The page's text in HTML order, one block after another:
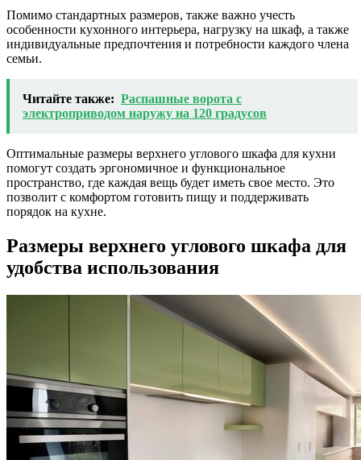
Помимо стандартных размеров, также важно учесть
особенности кухонного интерьера, нагрузку на шкаф, а также
индивидуальные предпочтения и потребности каждого члена
семьи.
Читайте также: Распашные ворота с
электроприводом наружу на 120 градусов
Оптимальные размеры верхнего углового шкафа для кухни
помогут создать эргономичное и функциональное
пространство, где каждая вещь будет иметь свое место. Это
позволит с комфортом готовить пищу и поддерживать
порядок на кухне.
Размеры верхнего углового шкафа для
удобства использования